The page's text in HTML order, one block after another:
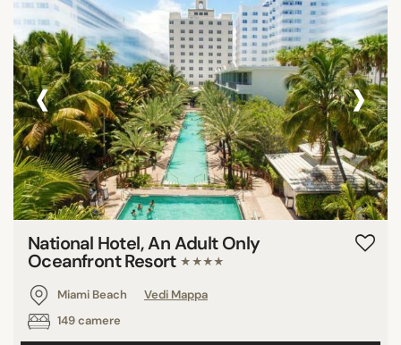
‹ ›
National Hotel, An Adult Only
Oceanfront Resort ★★★★
Miami Beach
Vedi Mappa
149 camere